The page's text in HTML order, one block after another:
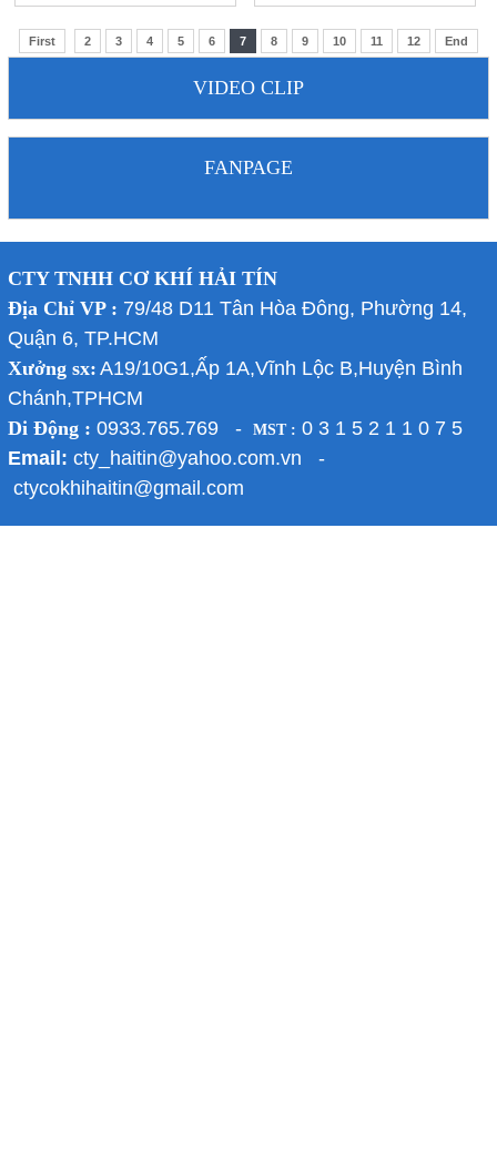
First 2 3 4 5 6 7 8 9 10 11 12 End
VIDEO CLIP
FANPAGE
CTY TNHH CƠ KHÍ HẢI TÍN
Địa Chỉ VP : 79/48 D11 Tân Hòa Đông, Phường 14,
Quận 6, TP.HCM
Xưởng sx: A19/10G1,Ấp 1A,Vĩnh Lộc B,Huyện Bình
Chánh,TPHCM
Di Động : 0933.765.769 - MST : 0 3 1 5 2 1 1 0 7 5
Email: cty_haitin@yahoo.com.vn -
ctycokhihaitin@gmail.com